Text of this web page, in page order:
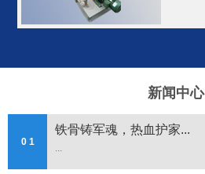
新闻中心
0 1
铁骨铸军魂，热血护家...
...